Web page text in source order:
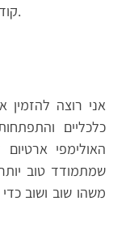
קודם אך בלי שום תהילה על פתרון המשבר.
אני רוצה להזמין
כלכליים
האולימפי
שמתמודד טוב
משהו שוב ושוב